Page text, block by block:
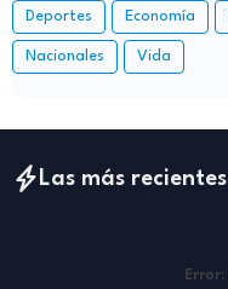
Deportes Economía
Nacionales Vida
Las más recientes
Error: